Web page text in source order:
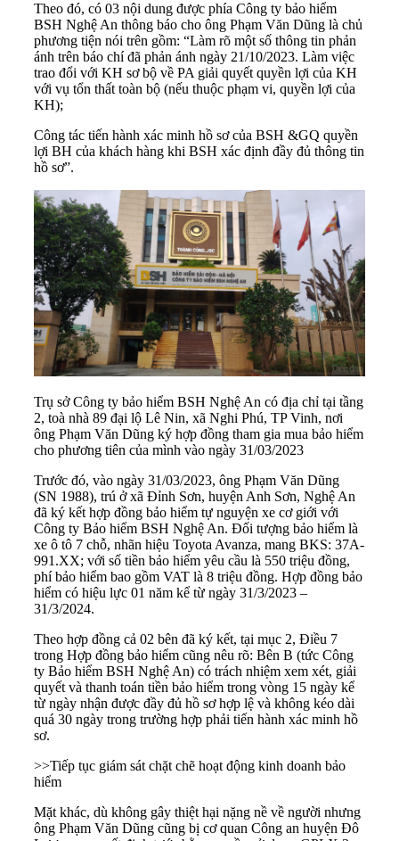
Theo đó, có 03 nội dung được phía Công ty bảo hiểm
BSH Nghệ An thông báo cho ông Phạm Văn Dũng là chủ
phương tiện nói trên gồm: “Làm rõ một số thông tin phản
ánh trên báo chí đã phản ánh ngày 21/10/2023. Làm việc
trao đổi với KH sơ bộ về PA giải quyết quyền lợi của KH
với vụ tổn thất toàn bộ (nếu thuộc phạm vi, quyền lợi của
KH);
Công tác tiến hành xác minh hồ sơ của BSH &GQ quyền
lợi BH của khách hàng khi BSH xác định đầy đủ thông tin
hồ sơ”.
Trụ sở Công ty bảo hiểm BSH Nghệ An có địa chỉ tại tầng
2, toà nhà 89 đại lộ Lê Nin, xã Nghi Phú, TP Vinh, nơi
ông Phạm Văn Dũng ký hợp đồng tham gia mua bảo hiểm
cho phương tiên của mình vào ngày 31/03/2023
Trước đó, vào ngày 31/03/2023, ông Phạm Văn Dũng
(SN 1988), trú ở xã Đỉnh Sơn, huyện Anh Sơn, Nghệ An
đã ký kết hợp đồng bảo hiểm tự nguyện xe cơ giới với
Công ty Bảo hiểm BSH Nghệ An. Đối tượng bảo hiểm là
xe ô tô 7 chỗ, nhãn hiệu Toyota Avanza, mang BKS: 37A-
991.XX; với số tiền bảo hiểm yêu cầu là 550 triệu đồng,
phí bảo hiểm bao gồm VAT là 8 triệu đồng. Hợp đồng bảo
hiểm có hiệu lực 01 năm kể từ ngày 31/3/2023 –
31/3/2024.
Theo hợp đồng cả 02 bên đã ký kết, tại mục 2, Điều 7
trong Hợp đồng bảo hiểm cũng nêu rõ: Bên B (tức Công
ty Bảo hiểm BSH Nghệ An) có trách nhiệm xem xét, giải
quyết và thanh toán tiền bảo hiểm trong vòng 15 ngày kể
từ ngày nhận được đầy đủ hồ sơ hợp lệ và không kéo dài
quá 30 ngày trong trường hợp phải tiến hành xác minh hồ
sơ.
>>Tiếp tục giám sát chặt chẽ hoạt động kinh doanh bảo
hiểm
Mặt khác, dù không gây thiệt hại nặng nề về người nhưng
ông Phạm Văn Dũng cũng bị cơ quan Công an huyện Đô